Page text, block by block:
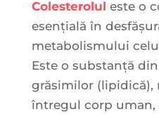
Colesterolul este o
esenţială în
metabolismului
Este o substanță
grăsimilor (lipidică),
întregul corp uman,